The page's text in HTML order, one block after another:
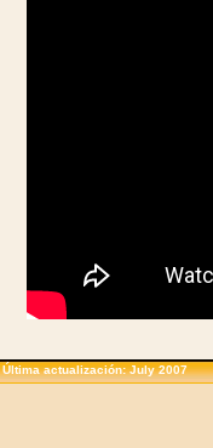
Última actualización: July 2007